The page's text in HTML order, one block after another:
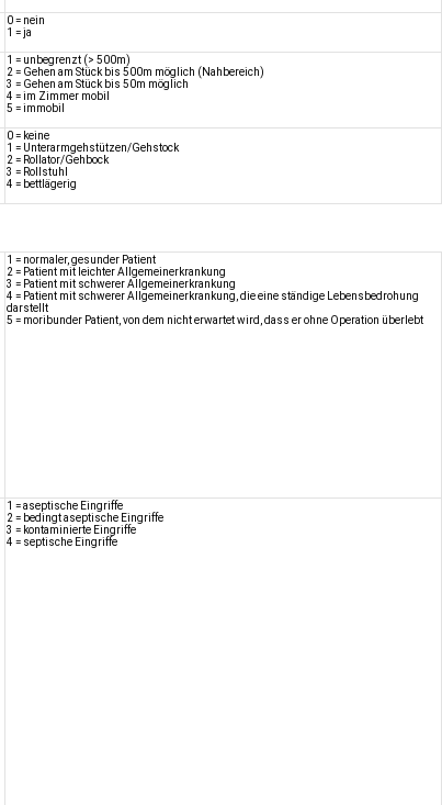
0 = nein
1 = ja
1 = unbegrenzt (> 500m)
2 = Gehen am Stück bis 500m möglich (Nahbereich)
3 = Gehen am Stück bis 50m möglich
4 = im Zimmer mobil
5 = immobil
0 = keine
1 = Unterarmgehstützen/Gehstock
2 = Rollator/Gehbock
3 = Rollstuhl
4 = bettlägerig
1 = normaler, gesunder Patient
2 = Patient mit leichter Allgemeinerkrankung
3 = Patient mit schwerer Allgemeinerkrankung
4 = Patient mit schwerer Allgemeinerkrankung, die eine ständige Lebensbedrohung
darstellt
5 = moribunder Patient, von dem nicht erwartet wird, dass er ohne Operation überlebt
1 = aseptische Eingriffe
2 = bedingt aseptische Eingriffe
3 = kontaminierte Eingriffe
4 = septische Eingriffe